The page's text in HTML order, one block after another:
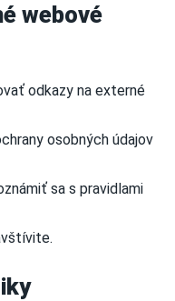
webové
odkazy na externé
osobných údajov
sa s pravidlami